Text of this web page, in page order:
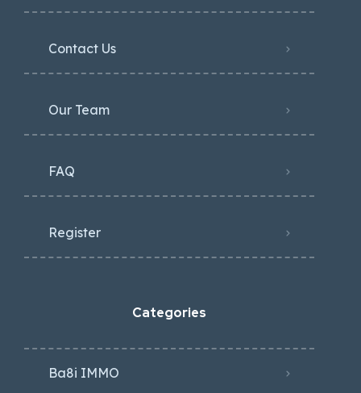
Contact Us
Our Team
FAQ
Register
Categories
Ba8i IMMO